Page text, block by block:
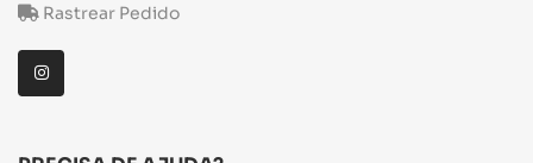
Rastrear Pedido